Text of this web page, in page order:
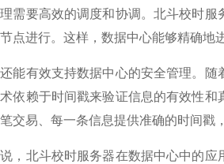
需要高效的调度和协调。北斗校时
点进行。这样，数据中心能够精确地
有效支持数据中心的安全管理。随
依赖于时间戳来验证信息的有效性
交易、每一条信息提供准确的时间戳
北斗校时服务器在数据中心中的应